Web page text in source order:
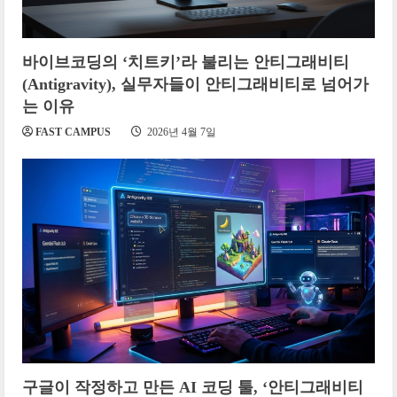
바이브코딩의 ‘치트키’라 불리는 안티그래비티
(Antigravity), 실무자들이 안티그래비티로 넘어가
는 이유
FAST CAMPUS 2026년 4월 7일
구글이 작정하고 만든 AI 코딩 툴, ‘안티그래비티